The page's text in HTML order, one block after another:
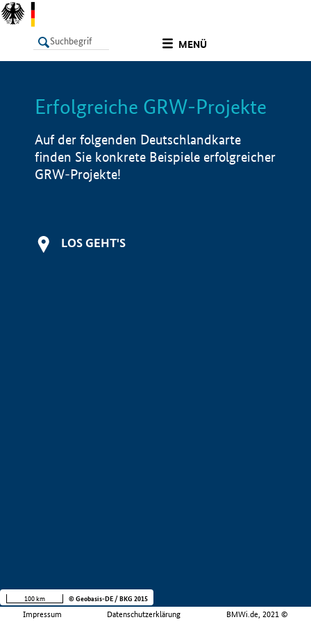
MENÜ
LISTE Info
Erfolgreiche GRW-Projekte
Auf der folgenden Deutschlandkarte
finden Sie konkrete Beispiele erfolgreicher
GRW-Projekte!
LOS GEHT'S
Impressum Datenschutzerklärung BMWi.de, 2021 ©
100 km © Geobasis-DE / BKG 2015